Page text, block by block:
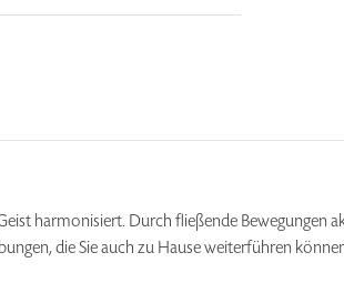
harmonisiert. Durch fließende Bewegungen
die Sie auch zu Hause weiterführen